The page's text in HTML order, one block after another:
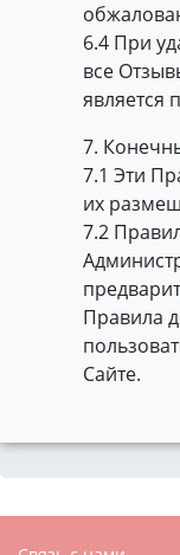
6.4 При
все
является
7.
7.1 Эти
их
7.2
Правила
Сайте.